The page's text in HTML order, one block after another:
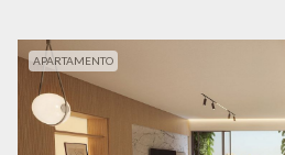
APARTAMENTO